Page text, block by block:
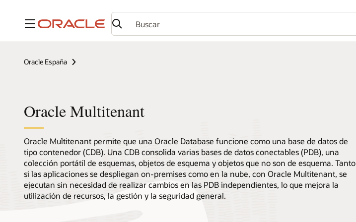
Menú
Oracle España
Oracle Multitenant
Oracle Multitenant permite que una Oracle Database funcione como una base de datos de
tipo contenedor (CDB). Una CDB consolida varias bases de datos conectables (PDB), una
colección portátil de esquemas, objetos de esquema y objetos que no son de esquema. Tanto
si las aplicaciones se despliegan on-premises como en la nube, con Oracle Multitenant, se
ejecutan sin necesidad de realizar cambios en las PDB independientes, lo que mejora la
utilización de recursos, la gestión y la seguridad general.